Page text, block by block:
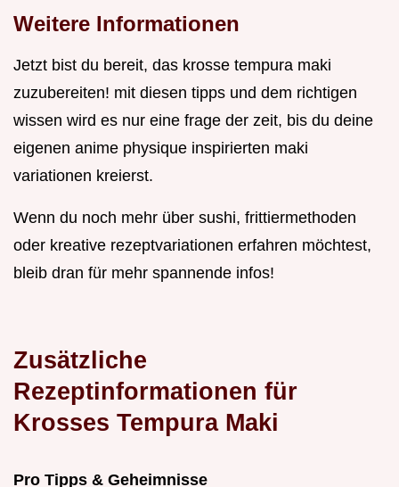
Weitere Informationen
Jetzt bist du bereit, das krosse tempura maki
zuzubereiten! mit diesen tipps und dem richtigen
wissen wird es nur eine frage der zeit, bis du deine
eigenen anime physique inspirierten maki
variationen kreierst.
Wenn du noch mehr über sushi, frittiermethoden
oder kreative rezeptvariationen erfahren möchtest,
bleib dran für mehr spannende infos!
Zusätzliche
Rezeptinformationen für
Krosses Tempura Maki
Pro Tipps & Geheimnisse